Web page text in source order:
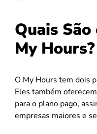
Quais
My Hours?
O My Hours tem dois
Eles também
para o plano pago,
empresas maiores e